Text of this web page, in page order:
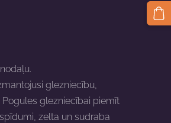
glezniecību,
glezniecībai piemīt
zelta un sudraba